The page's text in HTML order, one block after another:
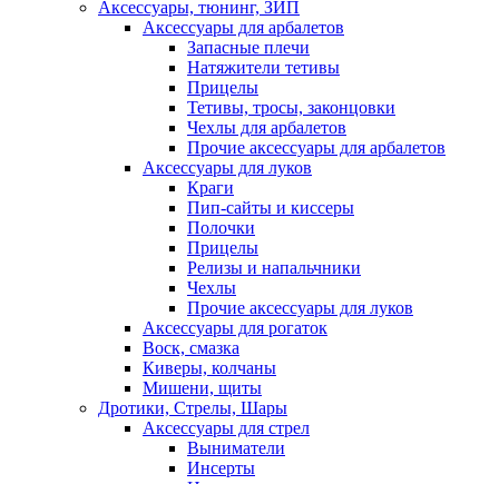
Аксессуары, тюнинг, ЗИП
Аксессуары для арбалетов
Запасные плечи
Натяжители тетивы
Прицелы
Тетивы, тросы, законцовки
Чехлы для арбалетов
Прочие аксессуары для арбалетов
Аксессуары для луков
Краги
Пип-сайты и киссеры
Полочки
Прицелы
Релизы и напальчники
Чехлы
Прочие аксессуары для луков
Аксессуары для рогаток
Воск, смазка
Киверы, колчаны
Мишени, щиты
Дротики, Стрелы, Шары
Аксессуары для стрел
Выниматели
Инсерты